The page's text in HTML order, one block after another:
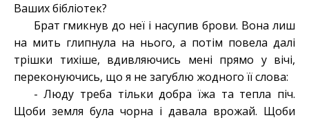
Ваших бібліотек?
Брат гмикнув до неї і насупив брови. Вона лиш
на мить глипнула на нього, а потім повела далі
трішки тихіше, вдивляючись мені прямо у вічі,
переконуючись, що я не загублю жодного її слова:
- Люду треба тільки добра їжа та тепла піч.
Щоби земля була чорна і давала врожай. Щоби